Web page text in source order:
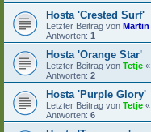
Hosta 'Crested Surf'
Letzter Beitrag von Martin
Antworten: 1
Hosta 'Orange Star'
Letzter Beitrag von Tetje «
Antworten: 2
Hosta 'Purple Glory'
Letzter Beitrag von Tetje «
Antworten: 6